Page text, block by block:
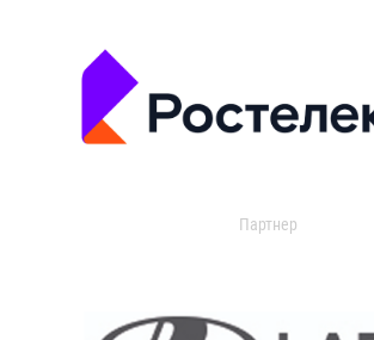
Партнер